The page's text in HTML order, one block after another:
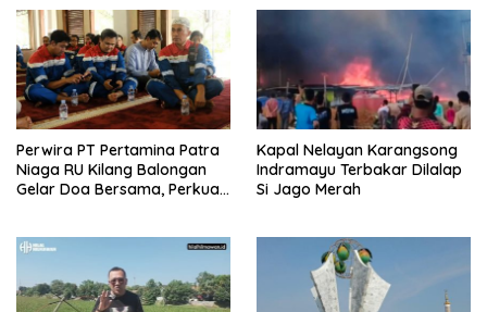
Perwira PT Pertamina Patra
Niaga RU Kilang Balongan
Gelar Doa Bersama, Perkuat
Kapal Nelayan Karangsong
Indramayu Terbakar Dilalap
Si Jago Merah